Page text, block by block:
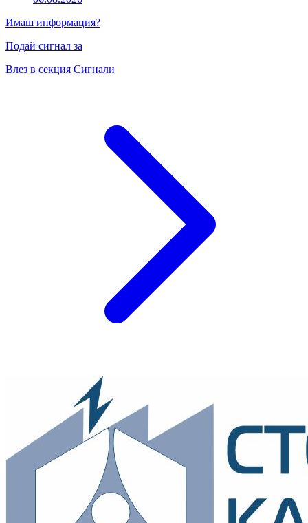
Имаш информация?
Подай сигнал за
Влез в секция Сигнали